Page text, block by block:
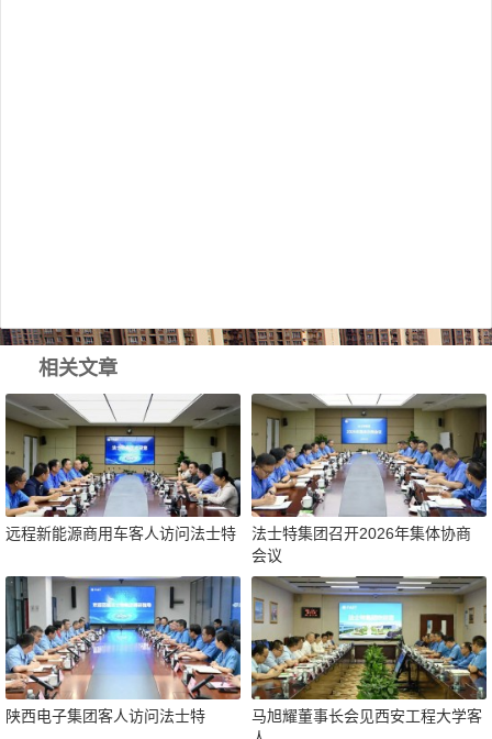
相关文章
远程新能源商用车客人访问法士特
法士特集团召开2026年集体协商
会议
陕西电子集团客人访问法士特
马旭耀董事长会见西安工程大学客